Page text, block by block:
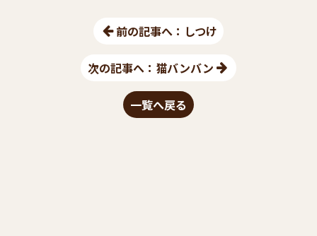
前の記事へ：しつけ
一覧へ戻る
次の記事へ：猫バンバン